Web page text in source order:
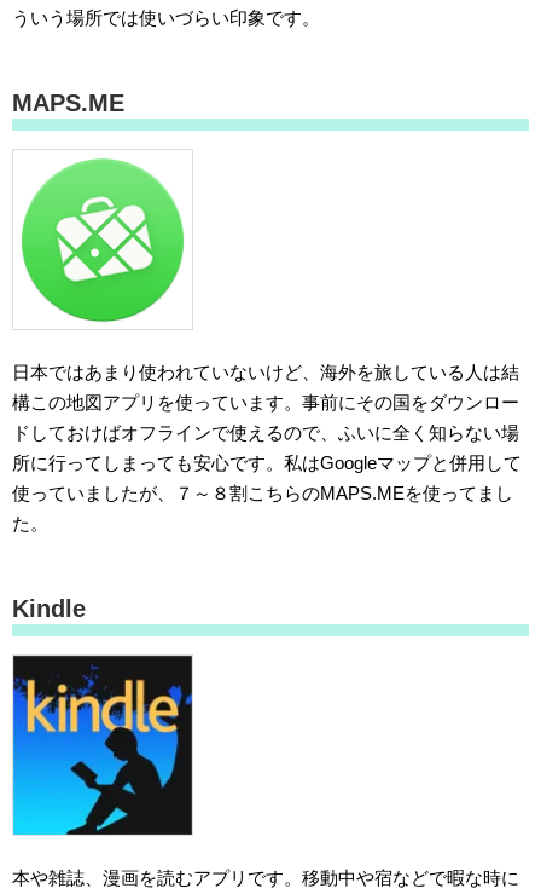
ういう場所では使いづらい印象です。
MAPS.ME
日本ではあまり使われていないけど、海外を旅している人は結
構この地図アプリを使っています。事前にその国をダウンロー
ドしておけばオフラインで使えるので、ふいに全く知らない場
所に行ってしまっても安心です。私はGoogleマップと併用して
使っていましたが、７～８割こちらのMAPS.MEを使ってまし
た。
Kindle
本や雑誌、漫画を読むアプリです。移動中や宿などで暇な時に